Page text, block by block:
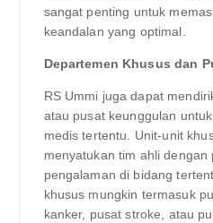
sangat penting untuk
keandalan yang optimal.
Departemen Khusus dan
RS Ummi juga dapat
atau pusat keunggulan
medis tertentu. Unit-unit
menyatukan tim ahli
pengalaman di bidang
khusus mungkin termasuk
kanker, pusat stroke, atau